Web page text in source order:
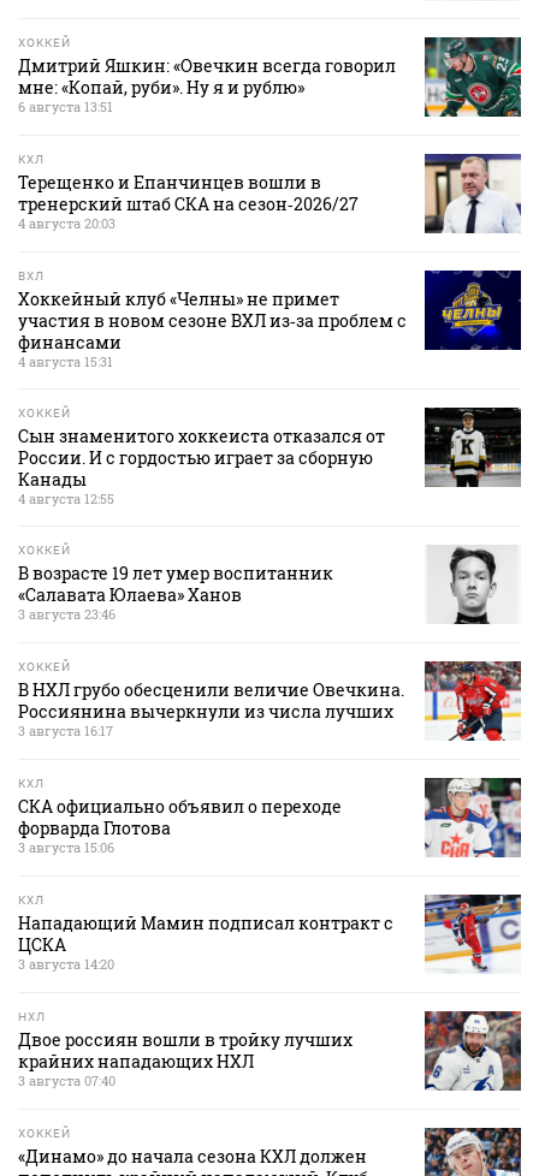
ХОККЕЙ
Дмитрий Яшкин: «Овечкин всегда говорил
мне: «Копай, руби». Ну я и рублю»
6 августа 13:51
КХЛ
Терещенко и Епанчинцев вошли в
тренерский штаб СКА на сезон‑2026/27
4 августа 20:03
ВХЛ
Хоккейный клуб «Челны» не примет
участия в новом сезоне ВХЛ из‑за проблем с
финансами
4 августа 15:31
ХОККЕЙ
Сын знаменитого хоккеиста отказался от
России. И с гордостью играет за сборную
Канады
4 августа 12:55
ХОККЕЙ
В возрасте 19 лет умер воспитанник
«Салавата Юлаева» Ханов
3 августа 23:46
ХОККЕЙ
В НХЛ грубо обесценили величие Овечкина.
Россиянина вычеркнули из числа лучших
3 августа 16:17
КХЛ
СКА официально объявил о переходе
форварда Глотова
3 августа 15:06
КХЛ
Нападающий Мамин подписал контракт с
ЦСКА
3 августа 14:20
НХЛ
Двое россиян вошли в тройку лучших
крайних нападающих НХЛ
3 августа 07:40
ХОККЕЙ
«Динамо» до начала сезона КХЛ должен